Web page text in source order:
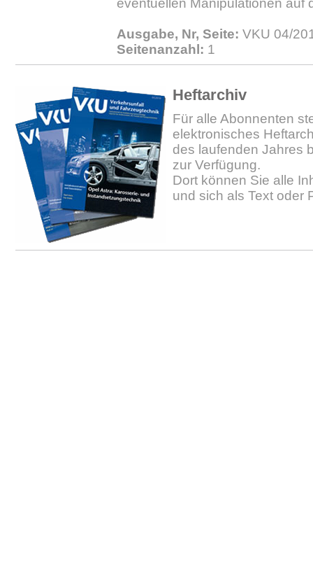
eventuellen Manipulationen auf
Ausgabe, Nr, Seite: VKU 04/
Seitenanzahl: 1
Heftarchiv
Für alle Abonnenten
elektronisches
des laufenden Jahres
zur Verfügung.
Dort können Sie alle
und sich als Text oder